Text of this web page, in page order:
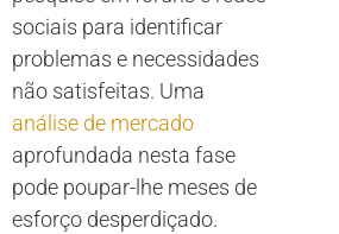
sociais para identificar
problemas e necessidades
não satisfeitas. Uma
análise de mercado
aprofundada nesta fase
pode poupar-lhe meses de
esforço desperdiçado.